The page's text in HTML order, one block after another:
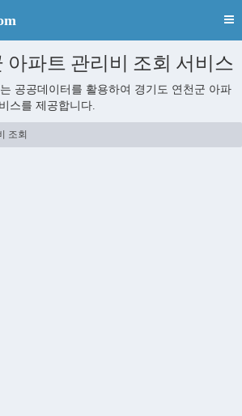
아파트 관리비 조회 서비스
공공데이터를 활용하여 경기도 연천군 아파
스를 제공합니다.
조회